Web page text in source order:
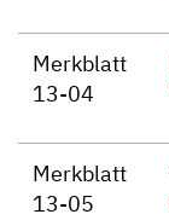
Merkblatt
13-04
Merkblatt
13-05